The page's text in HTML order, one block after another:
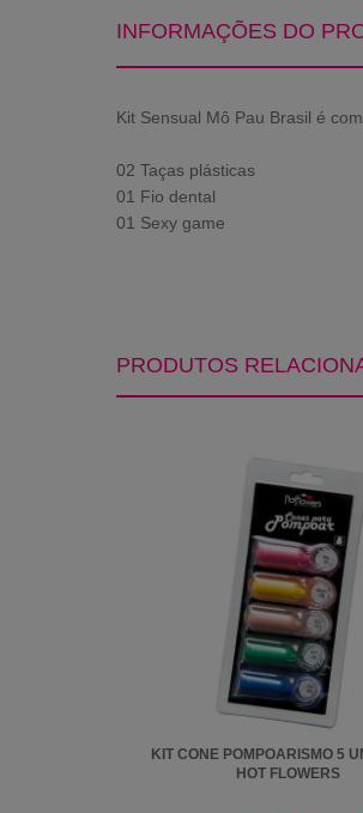
INFORMAÇÕES DO
Kit Sensual Mô Pau Brasil é
02 Taças plásticas
01 Fio dental
01 Sexy game
PRODUTOS
KIT CONE POMPOARISMO 5
HOT FLOWERS